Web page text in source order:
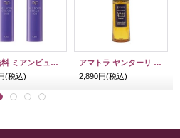
送料無料 ミアンビューティー ハーブマジック オールボディクリーム108 40g 2本セット
(税込)
アマトラ ヤンターリ 50ml
2,890円(税込)